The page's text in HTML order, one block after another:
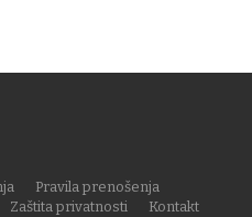
Pravila prenošenja
Zaštita privatnosti
Kontakt